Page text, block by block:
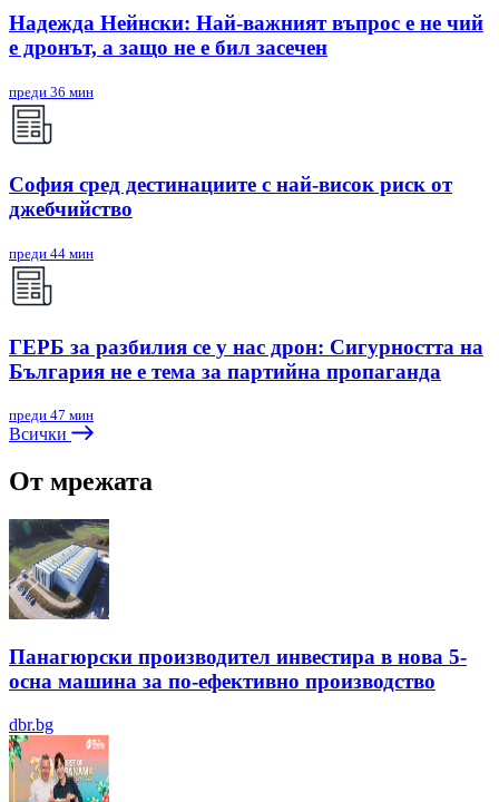
Надежда Нейнски: Най-важният въпрос е не чий
е дронът, а защо не е бил засечен
преди 36 мин
София сред дестинациите с най-висок риск от
джебчийство
преди 44 мин
ГЕРБ за разбилия се у нас дрон: Сигурността на
България не е тема за партийна пропаганда
преди 47 мин
Всички
От мрежата
Панагюрски производител инвестира в нова 5-
осна машина за по-ефективно производство
dbr.bg